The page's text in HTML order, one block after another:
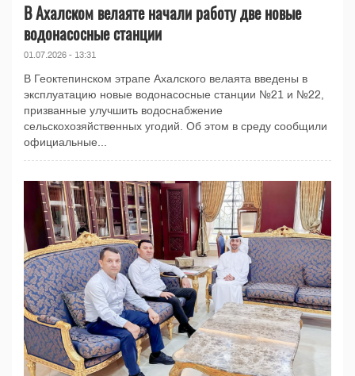
В Ахалском велаяте начали работу две новые
водонасосные станции
01.07.2026 - 13:31
В Геоктепинском этрапе Ахалского велаята введены в
эксплуатацию новые водонасосные станции №21 и №22,
призванные улучшить водоснабжение
сельскохозяйственных угодий. Об этом в среду сообщили
официальные...